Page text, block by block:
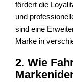
fördert die
und
sind eine
Marke in
2. Wie